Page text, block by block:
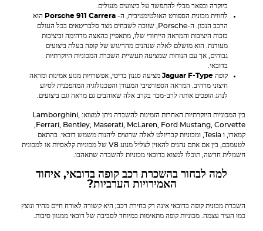
ביוקרה ובפאר מבלי להתפשר על ביצועים מעולים.
לחווית מכונית הספורט האולטימטיבית, ה- Porsche 911 Carrera הוא
הרכב הנכון. ה-Porsche, שזוכה לשבחים מצד סלבריטאים בכל העולם
בזכות היציבות והמראה הייחודי שלו, מתאפיין בהאצה מדהימה וביציבות
מעודנת. הוא מושלם לאלה שנהנים מהריגוש של קופה בעלת ביצועים
גבוהים, אך עם הנוחות שמציעה תעשיית השכרת המכוניות היוקרתיות
בדובאי.
קופה Jaguar F-Type מציעה סגנון בריטי, אפשרויות מנוע אמינות ומראה
חיצוני מרהיב. המראה הספורטיבי המעודן והטכנולוגיה המהפכנית לסיוע
לנהג הופכים אותה לרב-מכר בקרב אלה שאוהבים גם מראה וגם ביצועים.
בין המכוניות היוקרתיות האחרות הזמינות להשכרה ניתן למצוא: Lamborghini
Ferrari
Bentley Maserati McLaren Ford Mustang Corvette
קמארו, ו Tesla , ומכוניות קבריולט לאלה שרוצים ליהנות משמש דובאי. בהתאם
לטעמכם, בין אם אתם נהנים להאזין לצליל מנוע V8 של מכוניות קלאסיות או למכונית
חשמלית חדשה, תוכלו למצוא בדובאי מכוניות להשכרה שתאהבו.
למה לבחור בהשכרת רכב קופה בדובאי, איחוד
האמירויות הערביות?
השכרת מכונית קופה בדובאי אינה רק בחירת רכב; היא קשורה לאורח חיים מהיר ונוצץ
כמו העיר עצמה. מכוניות קופה מתאימות במיוחד לסביבה של דובאי ממגוון סיבות.